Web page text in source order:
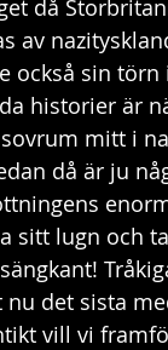
då
av
också sin
historier är
mitt i
då är ju
sitt lugn och
det sista
vill vi